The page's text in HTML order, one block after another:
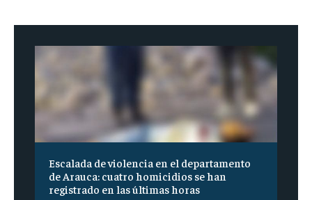
Escalada de violencia en el departamento
de Arauca: cuatro homicidios se han
registrado en las últimas horas